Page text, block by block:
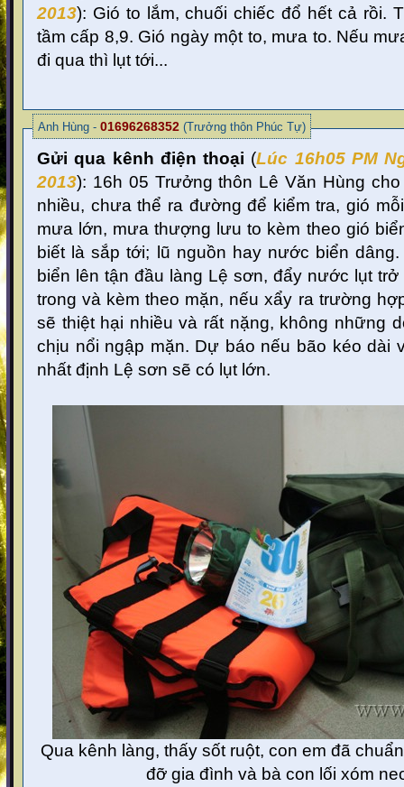
2013): Gió to lắm, chuối chiếc đổ hết cả rồi.
tầm cấp 8,9. Gió ngày một to, mưa to. Nếu
đi qua thì lụt tới...
Anh Hùng - 01696268352 (Trưởng thôn Phúc Tự)
Gửi qua kênh điện thoại (Lúc 16h05 PM
2013): 16h 05 Trưởng thôn Lê Văn Hùng
nhiều, chưa thể ra đường để kiểm tra, gió
mưa lớn, mưa thượng lưu to kèm theo gió
biết là sắp tới; lũ nguồn hay nước biển
biển lên tận đầu làng Lệ sơn, đẩy nước lụt
trong và kèm theo mặn, nếu xẩy ra trường
sẽ thiệt hại nhiều và rất nặng, không những
chịu nổi ngập mặn. Dự báo nếu bão kéo dài
nhất định Lệ sơn sẽ có lụt lớn.
Qua kênh làng, thấy sốt ruột, con em đã
đỡ gia đình và bà con lối xóm